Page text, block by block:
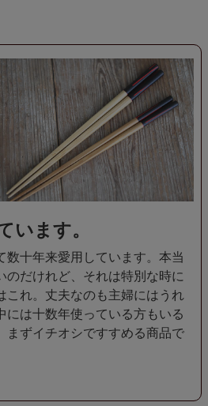
います。
数十年来愛用しています。本当
のだけれど、それは特別な時に
これ。丈夫なのも主婦にはうれ
には十数年使っている方もいる
まずイチオシですすめる商品で